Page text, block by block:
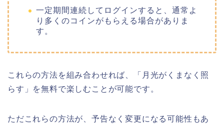
一定期間連続してログインすると、通常よ
り多くのコインがもらえる場合がありま
す。
これらの方法を組み合わせれば、
「月光がくまなく照
らす 」 を無料で楽しむことが可能です。
ただこれらの方法が、予告なく変更になる可能性もあ